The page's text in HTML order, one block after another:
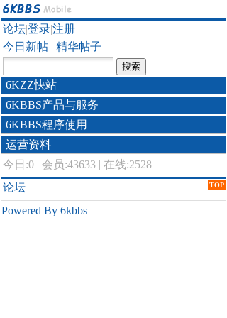
论坛|登录|注册
今日新帖 | 精华帖子
6KZZ快站
6KBBS产品与服务
6KBBS程序使用
运营资料
今日:0 | 会员:43633 | 在线:2528
TOP
论坛
Powered By 6kbbs